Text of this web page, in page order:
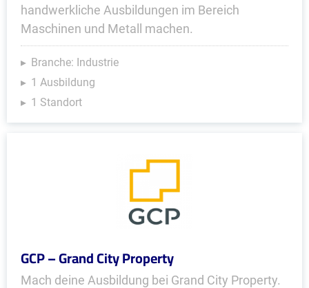
handwerkliche Ausbildungen im Bereich
Maschinen und Metall machen.
Branche: Industrie
1 Ausbildung
1 Standort
GCP – Grand City Property
Mach deine Ausbildung bei Grand City Property.